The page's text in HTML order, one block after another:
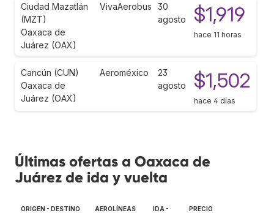
Ciudad Mazatlán
(MZT)
Oaxaca de
Juárez (OAX)
VivaAerobus
30
agosto
$1,919
hace 11 horas
Cancún (CUN)
Oaxaca de
Juárez (OAX)
Aeroméxico
23
agosto
$1,502
hace 4 días
Últimas ofertas a Oaxaca de
Juárez de ida y vuelta
ORIGEN - DESTINO AEROLÍNEAS
IDA -
PRECIO